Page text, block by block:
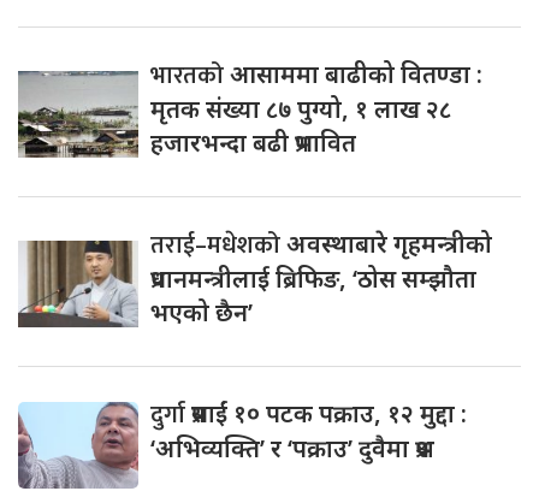
भारतकोआसाममा बाढीको वितण्डा :
मृतक संख्या ८७ पुग्यो, १ लाख २८
हजारभन्दा बढी प्रभावित
तराई–मधेशकोअवस्थाबारे गृहमन्त्रीको
प्रधानमन्त्रीलाई ब्रिफिङ, ‘ठोस सम्झौता
भएको छैन’
दुर्गाप्रसाईं १० पटक पक्राउ, १२ मुद्दा :
‘अभिव्यक्ति’ र ‘पक्राउ’ दुवैमा प्रश्न